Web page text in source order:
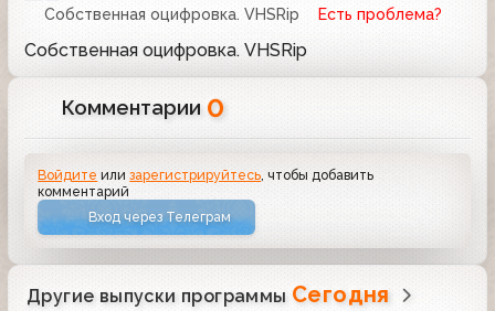
Собственная оцифровка. VHSRip
Есть проблема?
Собственная оцифровка. VHSRip
Комментарии 0
Войдите илизарегистрируйтесь , чтобы добавить
комментарий
Вход через Телеграм
Другие выпуски программы Сегодня